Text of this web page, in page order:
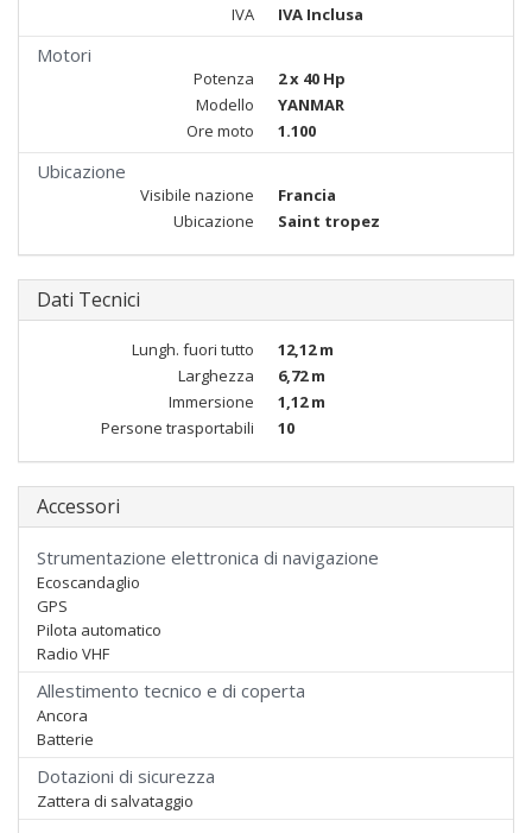
IVA
IVA Inclusa
Motori
Potenza
2 x 40 Hp
Modello
YANMAR
Ore moto
1.100
Ubicazione
Visibile nazione
Francia
Ubicazione
Saint tropez
Dati Tecnici
Lungh. fuori tutto
12,12 m
Larghezza
6,72 m
Immersione
1,12 m
Persone trasportabili
10
Accessori
Strumentazione elettronica di navigazione
Ecoscandaglio
GPS
Pilota automatico
Radio VHF
Allestimento tecnico e di coperta
Ancora
Batterie
Dotazioni di sicurezza
Zattera di salvataggio